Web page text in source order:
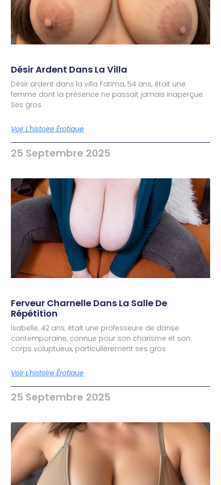
Désir Ardent Dans La Villa
Désir ardent dans la villa Fatima, 54 ans, était une
femme dont la présence ne passait jamais inaperçue.
Ses gros
Voir L'histoire Érotique
25 Septembre 2025
Ferveur Charnelle Dans La Salle De
Répétition
Isabelle, 42 ans, était une professeure de danse
contemporaine, connue pour son charisme et son
corps voluptueux, particulièrement ses gros
Voir L'histoire Érotique
25 Septembre 2025